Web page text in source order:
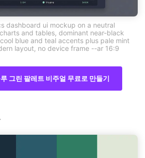
dashboard ui mockup on a neutral
and tables, dominant near-black
blue and teal accents plus pale mint
layout, no device frame --ar 16:9
그린 팔레트 비주얼 무료로 만들기